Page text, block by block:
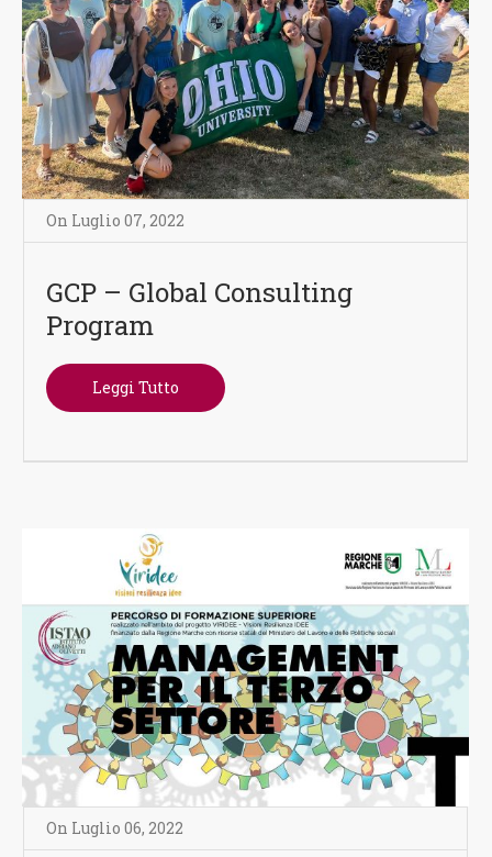
On Luglio 07, 2022
GCP – Global Consulting
Program
Leggi Tutto
On Luglio 06, 2022